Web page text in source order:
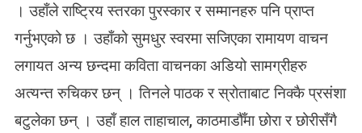
। उहाँले राष्ट्रिय स्तरका पुरस्कार र सम्मानहरु पनि प्राप्त
गर्नुभएको छ । उहाँको सुमधुर स्वरमा सजिएका रामायण वाचन
लगायत अन्य छन्दमा कविता वाचनका अडियो सामग्रीहरु
अत्यन्त रुचिकर छन् । तिनले पाठक र स्रोताबाट निक्कै प्रसंशा
बटुलेका छन् । उहाँ हाल ताहाचाल, काठमाडौँमा छोरा र छोरीसँगै